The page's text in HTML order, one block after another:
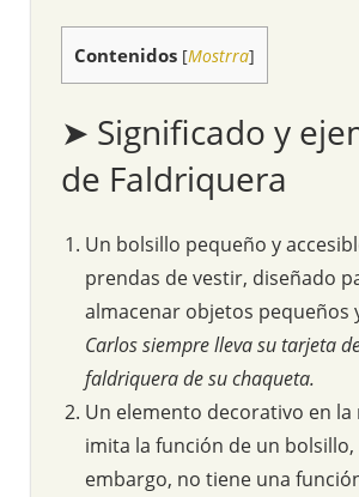
Contenidos [Mostrra]
➤ Significado y
de Faldriquera
Un bolsillo pequeño y
prendas de vestir, diseñado
almacenar objetos pequeños
Carlos siempre lleva su tarjeta
faldriquera de su chaqueta.
Un elemento decorativo en la
imita la función de un bolsillo,
embargo, no tiene una